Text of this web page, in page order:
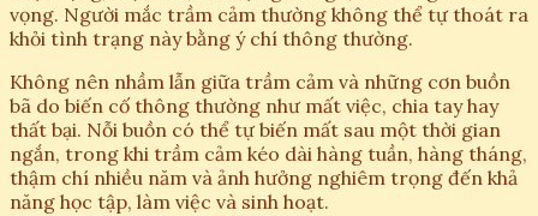
vọng. Người mắc trầm cảm thường không thể tự thoát ra
khỏi tình trạng này bằng ý chí thông thường.
Không nên nhầm lẫn giữa trầm cảm và những cơn buồn
bã do biến cố thông thường như mất việc, chia tay hay
thất bại. Nỗi buồn có thể tự biến mất sau một thời gian
ngắn, trong khi trầm cảm kéo dài hàng tuần, hàng tháng,
thậm chí nhiều năm và ảnh hưởng nghiêm trọng đến khả
năng học tập, làm việc và sinh hoạt.